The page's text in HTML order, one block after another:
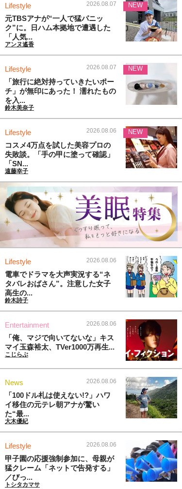
Lifestyle 2026.08.07
元TBSアナが“一人で猛パニッ
ク”に。日ハム本拠地で遭遇した
「人気...
アンヌ遙香
NEW
Lifestyle 2026.08.07
「旅行に絶対持っていきたいポー
チ」が無印にあった！ 濡れたもの
を入...
鈴木美奈子
NEW
Lifestyle 2026.08.06
コスメ4万点を試した美容プロの
失敗談。「手の甲に塗って確認」
「SN...
遠藤幸子
NEW
Lifestyle 2026.08.06
電車でドラマを大声実況する“ネ
タバレおばさん”。注意した女子
高生の...
鈴木詩子
Entertainment 2026.08.06
「俺、マジで向いてないな」キス
マイ玉森裕太、TVer1000万再生...
こじらぶ
News 2026.08.06
「100ドル札は使えない!?」ハワ
イ移住の元テレ朝アナが驚い
た“最...
大木優紀
Lifestyle 2026.08.06
甲子園の応援強制参加に、母親が
猛クレーム「ネットで告発する」
／びっ...
トシタカマサ